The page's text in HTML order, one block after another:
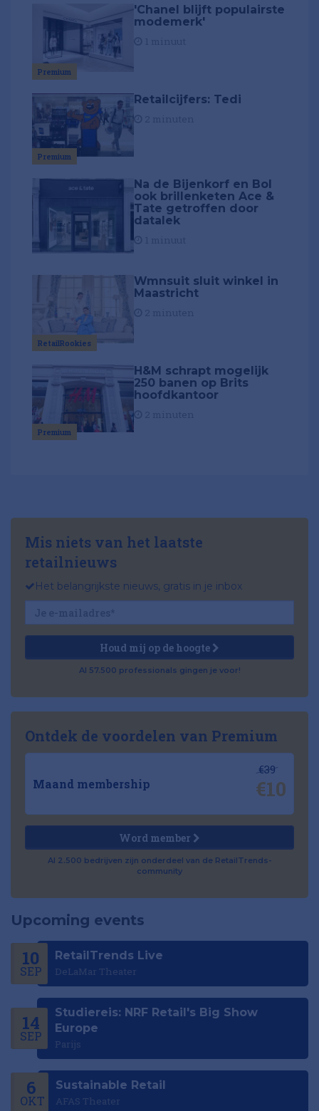
Premium
'Chanel blijft populairste
modemerk'
Premium
Retailcijfers: Tedi
Na de Bijenkorf en Bol
ook brillenketen Ace &
Tate getroffen door
datalek
RetailRookies
Wmnsuit sluit winkel in
Maastricht
Premium
H&M schrapt mogelijk
250 banen op Brits
hoofdkantoor
Mis niets van het laatste
retailnieuws
Het belangrijkste nieuws, gratis in je inbox
Houd mij op de hoogte
Al 57.500 professionals gingen je voor!
Ontdek de voordelen van Premium
Maand membership
€39
€10
Word member
Al 2.500 bedrijven zijn onderdeel van de RetailTrends-
community
Upcoming events
10
SEP
RetailTrends Live
DeLaMar Theater
14
SEP
Studiereis: NRF Retail's Big Show
Europe
Parijs
6
OKT
Sustainable Retail
AFAS Theater